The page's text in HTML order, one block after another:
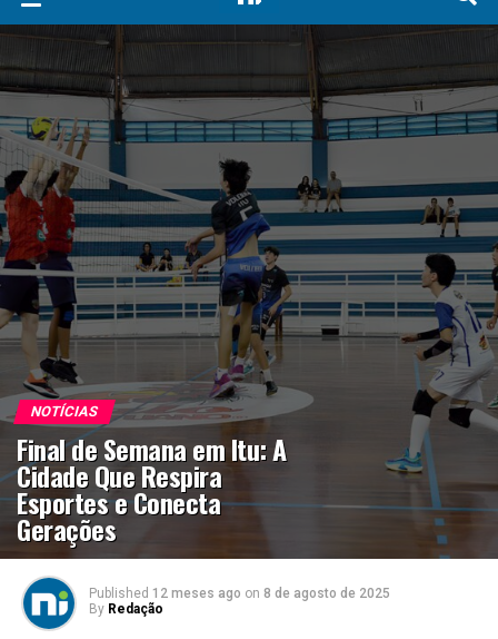
NOTÍCIAS
Final de Semana em Itu: A
Cidade Que Respira
Esportes e Conecta
Gerações
Published 12 meses ago on 8 de agosto de 2025
By Redação